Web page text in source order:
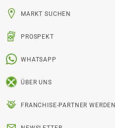
MARKT SUCHEN
PROSPEKT
WHATSAPP
ÜBER UNS
FRANCHISE-PARTNER WERDEN